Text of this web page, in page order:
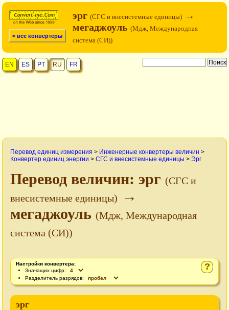
< все конвертеры
эрг (СГС и внесистемные единицы) →
мегаджоуль (Мдж, Международная
система (СИ))
EN ES PT RU FR
Перевод единиц измерения > Инженерные конвертеры величин >
Конвертер единиц энергии > СГС и внесистемные единицы > Эрг
Перевод величин: эрг (СГС и
внесистемные единицы)
→
мегаджоуль (Мдж, Международная
система (СИ))
?
Настройки конвертера:
Значащих цифр:
Разделитель разрядов:
эрг